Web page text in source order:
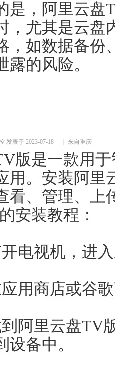
是，阿里云盘
，尤其是云盘
，如数据备份
露的风险。
发表于 2023-07-18 来自重庆
版是一款用
用。安装阿里
看、管理、上
安装教程：
电视机，进
用商店或谷
阿里云盘TV
设备中。